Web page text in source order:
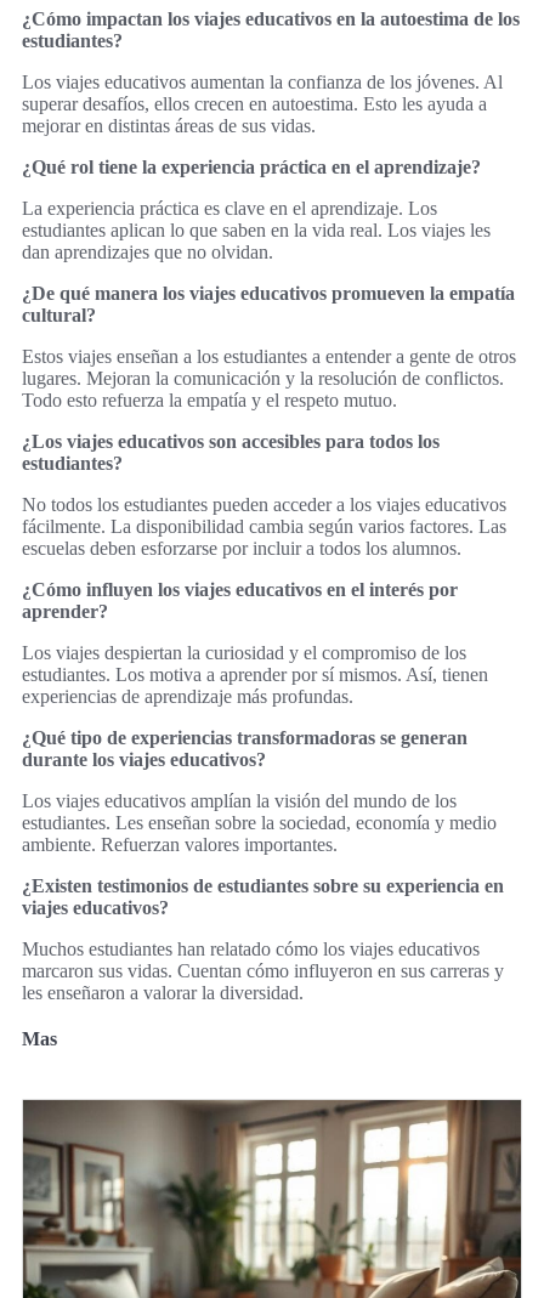
¿Cómo impactan los viajes educativos en la autoestima de los
estudiantes?
Los viajes educativos aumentan la confianza de los jóvenes. Al
superar desafíos, ellos crecen en autoestima. Esto les ayuda a
mejorar en distintas áreas de sus vidas.
¿Qué rol tiene la experiencia práctica en el aprendizaje?
La experiencia práctica es clave en el aprendizaje. Los
estudiantes aplican lo que saben en la vida real. Los viajes les
dan aprendizajes que no olvidan.
¿De qué manera los viajes educativos promueven la empatía
cultural?
Estos viajes enseñan a los estudiantes a entender a gente de otros
lugares. Mejoran la comunicación y la resolución de conflictos.
Todo esto refuerza la empatía y el respeto mutuo.
¿Los viajes educativos son accesibles para todos los
estudiantes?
No todos los estudiantes pueden acceder a los viajes educativos
fácilmente. La disponibilidad cambia según varios factores. Las
escuelas deben esforzarse por incluir a todos los alumnos.
¿Cómo influyen los viajes educativos en el interés por
aprender?
Los viajes despiertan la curiosidad y el compromiso de los
estudiantes. Los motiva a aprender por sí mismos. Así, tienen
experiencias de aprendizaje más profundas.
¿Qué tipo de experiencias transformadoras se generan
durante los viajes educativos?
Los viajes educativos amplían la visión del mundo de los
estudiantes. Les enseñan sobre la sociedad, economía y medio
ambiente. Refuerzan valores importantes.
¿Existen testimonios de estudiantes sobre su experiencia en
viajes educativos?
Muchos estudiantes han relatado cómo los viajes educativos
marcaron sus vidas. Cuentan cómo influyeron en sus carreras y
les enseñaron a valorar la diversidad.
Mas